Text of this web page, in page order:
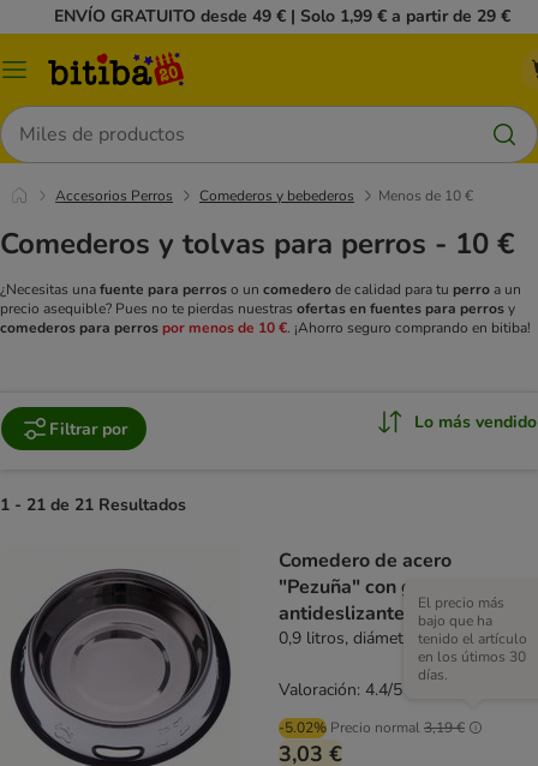
ENVÍO GRATUITO desde 49 € | Solo 1,99 € a partir de 29 €
Menú
Buscar
Accesorios Perros Comederos y bebederos Menos de 10 €
Comederos y tolvas para perros - 10 €
¿Necesitas unafuente para perroso un comederode calidad para tu perroa un
precio asequible? Pues no te pierdas nuestras ofertas en fuentes para perrosy
comederos para perrospor menos de 10 €. ¡Ahorro seguro comprando en bitiba!
Filtrar por Lo más vendido
1 - 21 de 21 Resultados
Comedero de acero
"Pezuña" con goma
antideslizante
0,9 litros, diámetro 23 cm
-5.02% Precio normal3,19 €
El precio más
bajo que ha
tenido el artículo
en los útimos 30
días.
3,03 €
Valoración: 4.4/5